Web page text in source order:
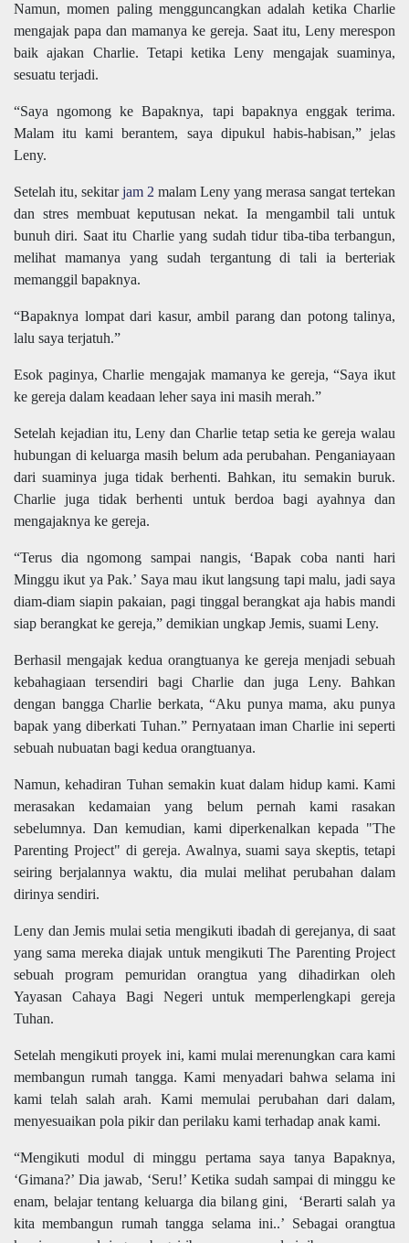
Namun, momen paling mengguncangkan adalah ketika Charlie
mengajak papa dan mamanya ke gereja. Saat itu, Leny merespon
baik ajakan Charlie. Tetapi ketika Leny mengajak suaminya,
sesuatu terjadi.
“Saya ngomong ke Bapaknya, tapi bapaknya enggak terima.
Malam itu kami berantem, saya dipukul habis-habisan,” jelas
Leny.
Setelah itu, sekitarjam 2 malam Leny yang merasa sangat tertekan
dan stres membuat keputusan nekat. Ia mengambil tali untuk
bunuh diri. Saat itu Charlie yang sudah tidur tiba-tiba terbangun,
melihat mamanya yang sudah tergantung di tali ia berteriak
memanggil bapaknya.
“Bapaknya lompat dari kasur, ambil parang dan potong talinya,
lalu saya terjatuh.”
Esok paginya, Charlie mengajak mamanya ke gereja, “Saya ikut
ke gereja dalam keadaan leher saya ini masih merah.”
Setelah kejadian itu, Leny dan Charlie tetap setia ke gereja walau
hubungan di keluarga masih belum ada perubahan. Penganiayaan
dari suaminya juga tidak berhenti. Bahkan, itu semakin buruk.
Charlie juga tidak berhenti untuk berdoa bagi ayahnya dan
mengajaknya ke gereja.
“Terus dia ngomong sampai nangis, ‘Bapak coba nanti hari
Minggu ikut ya Pak.’ Saya mau ikut langsung tapi malu, jadi saya
diam-diam siapin pakaian, pagi tinggal berangkat aja habis mandi
siap berangkat ke gereja,” demikian ungkap Jemis, suami Leny.
Berhasil mengajak kedua orangtuanya ke gereja menjadi sebuah
kebahagiaan tersendiri bagi Charlie dan juga Leny. Bahkan
dengan bangga Charlie berkata, “Aku punya mama, aku punya
bapak yang diberkati Tuhan.” Pernyataan iman Charlie ini seperti
sebuah nubuatan bagi kedua orangtuanya.
Namun, kehadiran Tuhan semakin kuat dalam hidup kami. Kami
merasakan kedamaian yang belum pernah kami rasakan
sebelumnya. Dan kemudian, kami diperkenalkan kepada "The
Parenting Project" di gereja. Awalnya, suami saya skeptis, tetapi
seiring berjalannya waktu, dia mulai melihat perubahan dalam
dirinya sendiri.
Leny dan Jemis mulai setia mengikuti ibadah di gerejanya, di saat
yang sama mereka diajak untuk mengikuti The Parenting Project
sebuah program pemuridan orangtua yang dihadirkan oleh
Yayasan Cahaya Bagi Negeri untuk memperlengkapi gereja
Tuhan.
Setelah mengikuti proyek ini, kami mulai merenungkan cara kami
membangun rumah tangga. Kami menyadari bahwa selama ini
kami telah salah arah. Kami memulai perubahan dari dalam,
menyesuaikan pola pikir dan perilaku kami terhadap anak kami.
“Mengikuti modul di minggu pertama saya tanya Bapaknya,
‘Gimana?’ Dia jawab, ‘Seru!’ Ketika sudah sampai di minggu ke
enam, belajar tentang keluarga dia bilang gini, ‘Berarti salah ya
kita membangun rumah tangga selama ini..’ Sebagai orangtua